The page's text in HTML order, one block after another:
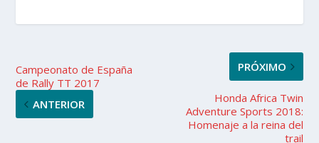
Campeonato de España
de Rally TT 2017
ANTERIOR
PRÓXIMO
Honda Africa Twin
Adventure Sports 2018:
Homenaje a la reina del
trail